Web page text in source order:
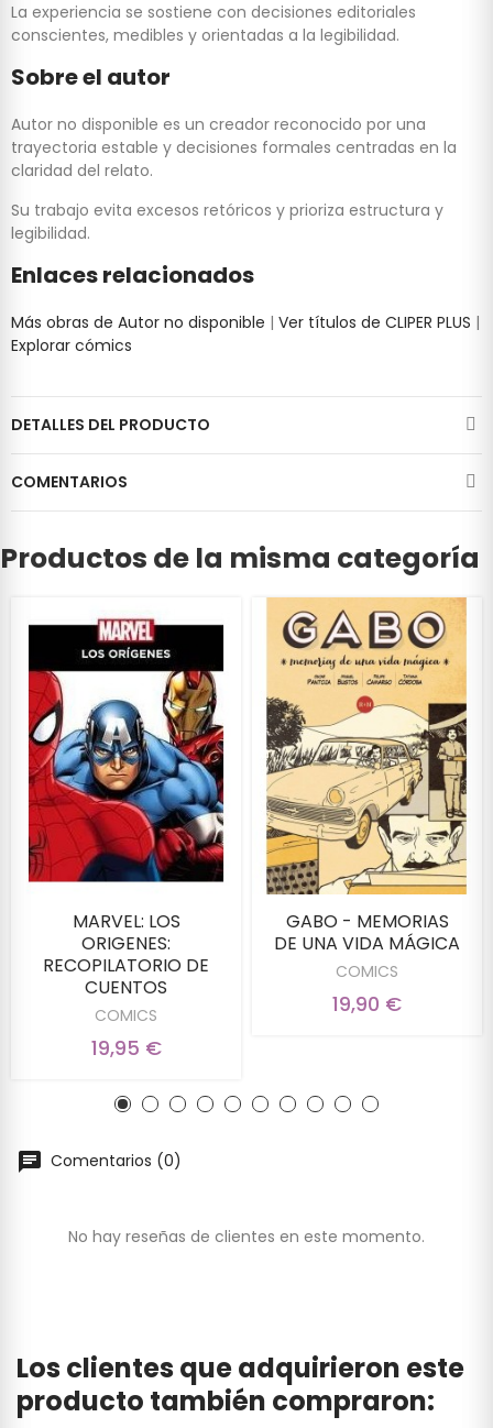
La experiencia se sostiene con decisiones editoriales
conscientes, medibles y orientadas a la legibilidad.
Sobre el autor
Autor no disponible es un creador reconocido por una
trayectoria estable y decisiones formales centradas en la
claridad del relato.
Su trabajo evita excesos retóricos y prioriza estructura y
legibilidad.
Enlaces relacionados
Más obras de Autor no disponible | Ver títulos de CLIPER PLUS |
Explorar cómics
DETALLES DEL PRODUCTO
COMENTARIOS
Productos de la misma categoría
MARVEL: LOS
ORIGENES:
RECOPILATORIO DE
CUENTOS
COMICS
19,95 €
GABO - MEMORIAS
DE UNA VIDA MÁGICA
COMICS
19,90 €
Comentarios (0)
No hay reseñas de clientes en este momento.
Los clientes que adquirieron este
producto también compraron: